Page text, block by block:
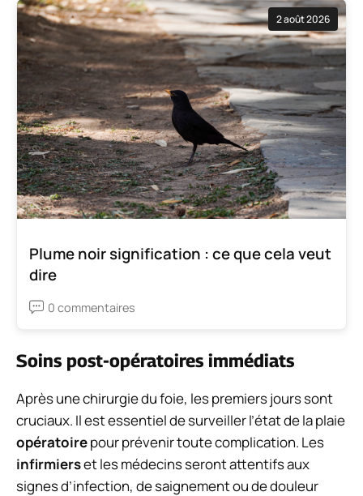
2 août 2026
Plume noir signification : ce que cela veut
dire
0 commentaires
Soins post-opératoires immédiats
Après une chirurgie du foie, les premiers jours sont
cruciaux. Il est essentiel de surveiller l’état de la plaie
opératoirepour prévenir toute complication. Les
infirmierset les médecins seront attentifs aux
signes d’infection, de saignement ou de douleur